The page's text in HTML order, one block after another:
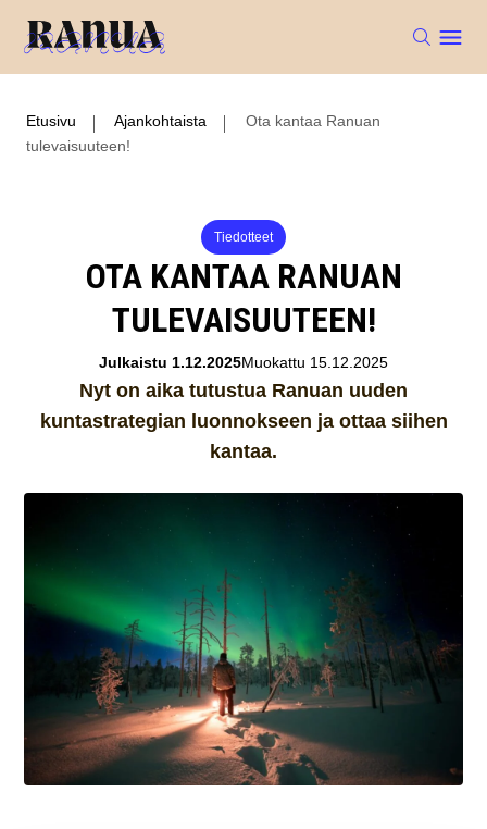
Etusivu Ajankohtaista
Ota kantaa Ranuan
tulevaisuuteen!
Tiedotteet
OTA KANTAA RANUAN
TULEVAISUUTEEN!
Julkaistu 1.12.2025Muokattu 15.12.2025
Nyt on aika tutustua Ranuan uuden
kuntastrategian luonnokseen ja ottaa siihen
kantaa.